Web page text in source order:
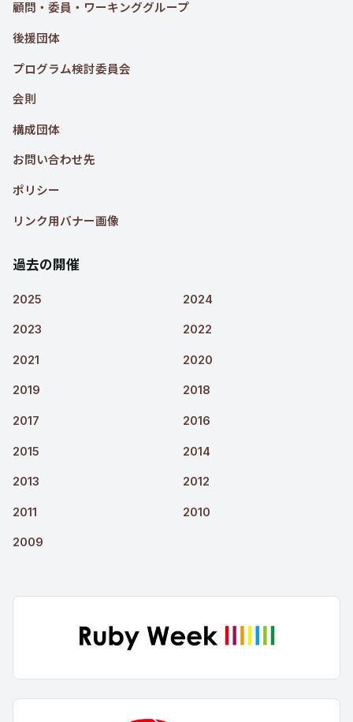
顧問・委員・ワーキンググループ
後援団体
プログラム検討委員会
会則
構成団体
お問い合わせ先
ポリシー
リンク用バナー画像
過去の開催
2025 2024
2023 2022
2021 2020
2019 2018
2017 2016
2015 2014
2013 2012
2011 2010
2009